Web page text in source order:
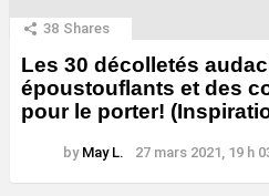
38 Shares
Les 30 décolletés
époustouflants et des
pour le porter!
by May L. 27 mars 2021, 19 h